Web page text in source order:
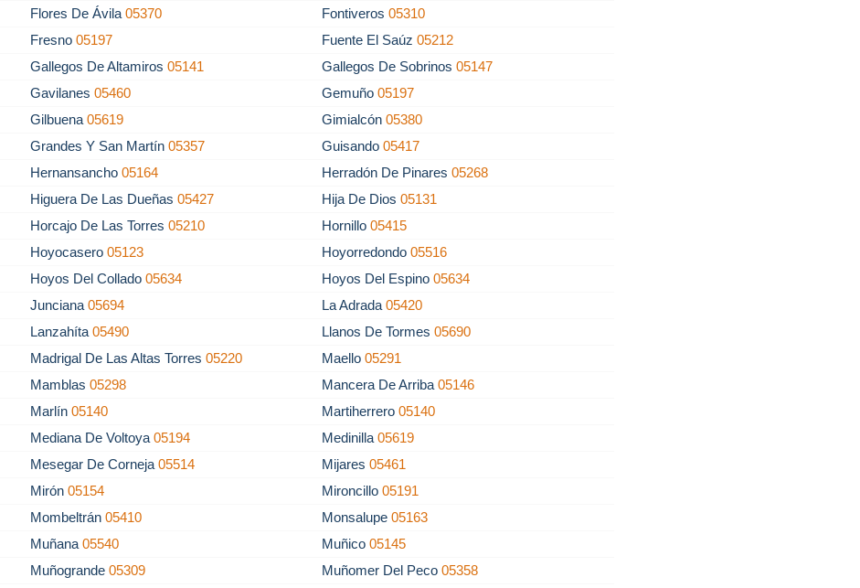
Flores De Ávila05370 Fontiveros05310
Fresno05197 Fuente El Saúz05212
Gallegos De Altamiros05141 Gallegos De Sobrinos05147
Gavilanes05460 Gemuño05197
Gilbuena05619 Gimialcón05380
Grandes Y San Martín05357 Guisando05417
Hernansancho05164 Herradón De Pinares05268
Higuera De Las Dueñas05427 Hija De Dios05131
Horcajo De Las Torres05210 Hornillo05415
Hoyocasero05123 Hoyorredondo05516
Hoyos Del Collado05634 Hoyos Del Espino05634
Junciana05694 La Adrada05420
Lanzahíta05490 Llanos De Tormes05690
Madrigal De Las Altas Torres05220 Maello05291
Mamblas05298 Mancera De Arriba05146
Marlín05140 Martiherrero05140
Mediana De Voltoya05194 Medinilla05619
Mesegar De Corneja05514 Mijares05461
Mirón05154 Mironcillo05191
Mombeltrán05410 Monsalupe05163
Muñana05540 Muñico05145
Muñogrande05309 Muñomer Del Peco05358